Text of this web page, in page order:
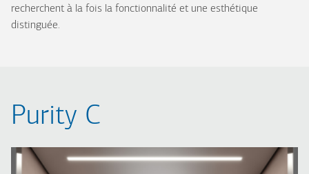
recherchent à la fois la fonctionnalité et une esthétique
distinguée.
Purity C